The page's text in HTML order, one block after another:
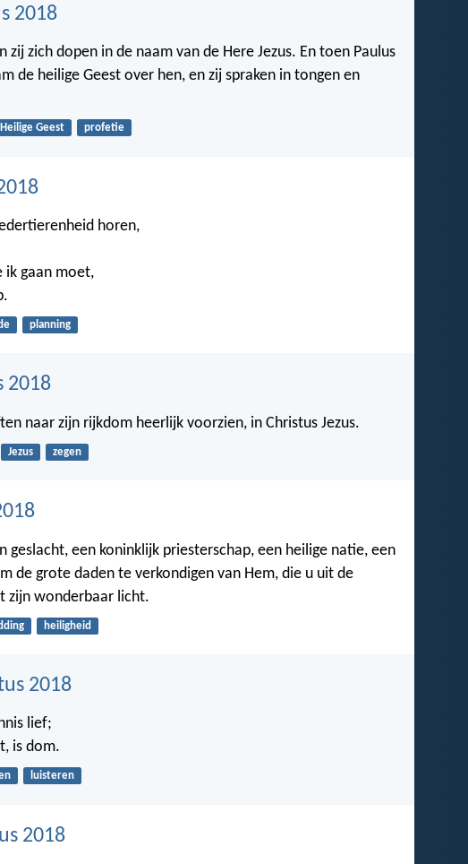
2018
zich dopen in de naam van de Here Jezus. En toen Paulus
de heilige Geest over hen, en zij spraken in tongen en
Heilige Geest profetie
horen,
ik gaan moet,
planning
2018
naar zijn rijkdom heerlijk voorzien, in Christus Jezus.
Jezus zegen
geslacht, een koninklijk priesterschap, een heilige natie, een
de grote daden te verkondigen van Hem, die u uit de
zijn wonderbaar licht.
heiligheid
2018
lief;
is dom.
luisteren
2018